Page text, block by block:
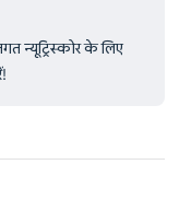
न्यूट्रिस्कोर के लिए